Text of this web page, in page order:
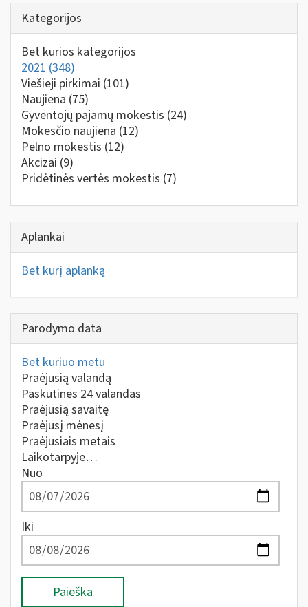
Kategorijos
Bet kurios kategorijos
2021 (348)
Viešieji pirkimai (101)
Naujiena (75)
Gyventojų pajamų mokestis (24)
Mokesčio naujiena (12)
Pelno mokestis (12)
Akcizai (9)
Pridėtinės vertės mokestis (7)
Aplankai
Bet kurį aplanką
Parodymo data
Bet kuriuo metu
Praėjusią valandą
Paskutines 24 valandas
Praėjusią savaitę
Praėjusį mėnesį
Praėjusiais metais
Laikotarpyje…
Nuo
Iki
Paieška